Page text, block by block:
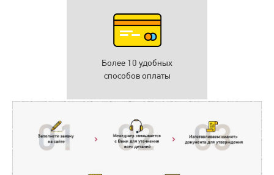
Более 10 удобных
способов оплаты